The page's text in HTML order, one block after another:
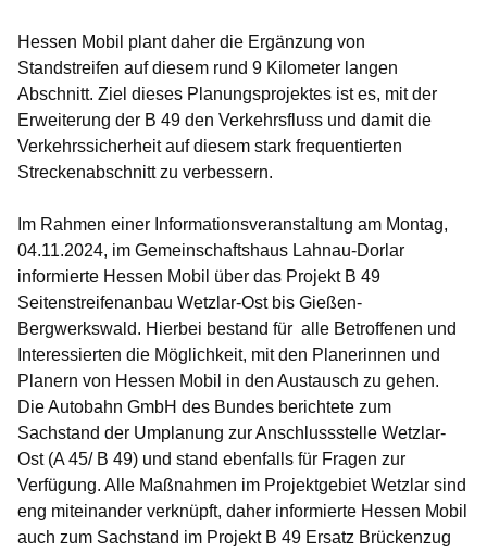
Hessen Mobil plant daher die Ergänzung von
Standstreifen auf diesem rund 9 Kilometer langen
Abschnitt. Ziel dieses Planungsprojektes ist es, mit der
Erweiterung der B 49 den Verkehrsfluss und damit die
Verkehrssicherheit auf diesem stark frequentierten
Streckenabschnitt zu verbessern.
Im Rahmen einer Informationsveranstaltung am Montag,
04.11.2024, im Gemeinschaftshaus Lahnau-Dorlar
informierte Hessen Mobil über das Projekt B 49
Seitenstreifenanbau Wetzlar-Ost bis Gießen-
Bergwerkswald. Hierbei bestand für alle Betroffenen und
Interessierten die Möglichkeit, mit den Planerinnen und
Planern von Hessen Mobil in den Austausch zu gehen.
Die Autobahn GmbH des Bundes berichtete zum
Sachstand der Umplanung zur Anschlussstelle Wetzlar-
Ost (A 45/ B 49) und stand ebenfalls für Fragen zur
Verfügung. Alle Maßnahmen im Projektgebiet Wetzlar sind
eng miteinander verknüpft, daher informierte Hessen Mobil
auch zum Sachstand im Projekt B 49 Ersatz Brückenzug